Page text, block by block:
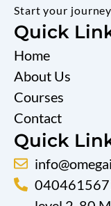
Start your
Quick
Home
About Us
Courses
Contact
Quick